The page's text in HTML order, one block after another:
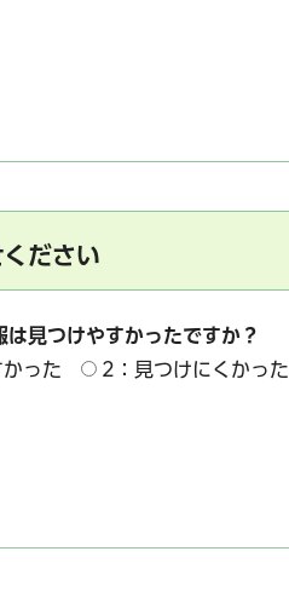
ださい
は見つけやすかったですか？
った
2：見つけにくかった